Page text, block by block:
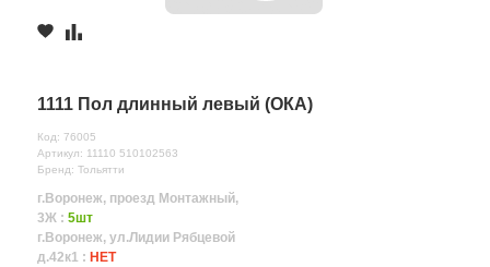
1111 Пол длинный левый (ОКА)
Код: 76005
Артикул: 11110 510102563
Бренд: Тольятти
г.Воронеж, проезд Монтажный,
3Ж : 5шт
г.Воронеж, ул.Лидии Рябцевой
д.42к1 : НЕТ